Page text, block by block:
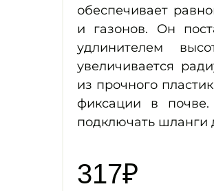
обеспечивает
и газонов. Он
удлинителем
увеличивается
из прочного
фиксации в почве.
подключать шланги
317₽